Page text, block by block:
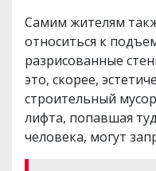
Самим жителям
относиться к
разрисованные
это, скорее,
строительный
лифта, попавшая
человека, могут